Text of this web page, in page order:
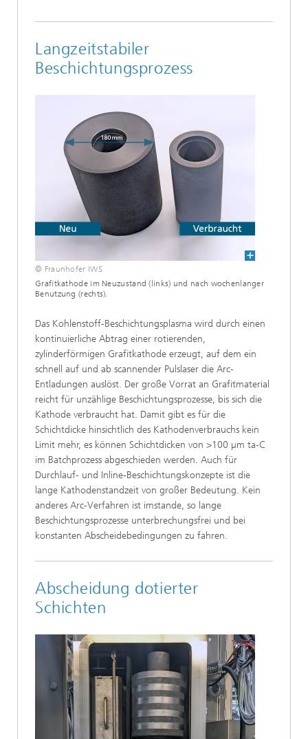
Langzeitstabiler
Beschichtungsprozess
© Fraunhofer IWS
Grafitkathode im Neuzustand (links) und nach wochenlanger
Benutzung (rechts).
Das Kohlenstoff-Beschichtungsplasma wird durch einen
kontinuierliche Abtrag einer rotierenden,
zylinderförmigen Grafitkathode erzeugt, auf dem ein
schnell auf und ab scannender Pulslaser die Arc-
Entladungen auslöst. Der große Vorrat an Grafitmaterial
reicht für unzählige Beschichtungsprozesse, bis sich die
Kathode verbraucht hat. Damit gibt es für die
Schichtdicke hinsichtlich des Kathodenverbrauchs kein
Limit mehr, es können Schichtdicken von >100 µm ta‑C
im Batchprozess abgeschieden werden. Auch für
Durchlauf- und Inline-Beschichtungskonzepte ist die
lange Kathodenstandzeit von großer Bedeutung. Kein
anderes Arc-Verfahren ist imstande, so lange
Beschichtungsprozesse unterbrechungsfrei und bei
konstanten Abscheidebedingungen zu fahren.
Abscheidung dotierter
Schichten